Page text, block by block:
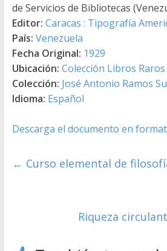
de Servicios de Bibliotecas
Editor: Caracas : Tipografía
País: Venezuela
Fecha Original: 1929
Ubicación: Colección Libros
Colección: José Antonio Ramos
Idioma: Español
Descarga el documento en
← Curso elemental de
Riqueza